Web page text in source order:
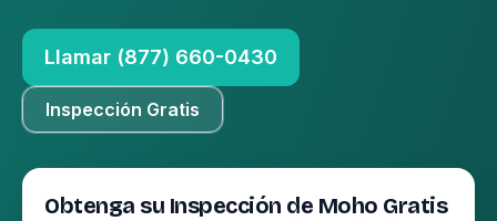
Llamar (877) 660-0430
Inspección Gratis
Obtenga su Inspección de Moho Gratis